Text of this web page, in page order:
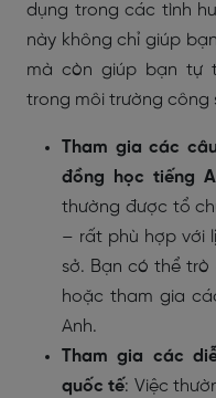
dụng trong các tình
này không chỉ giúp
mà còn giúp bạn tự
trong môi trường công
Tham gia các
đồng học tiếng
thường được tổ
– rất phù hợp với
sở. Bạn có thể
hoặc tham gia
Anh.
Tham gia các
quốc tế: Việc